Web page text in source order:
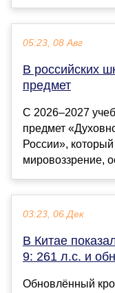
05:23, 08 Авг
В российских
предмет
С 2026–2027
предмет
России»,
мировоззрение,
03:23, 06 Дек
В Китае
9: 261 л.с. и
Обновлённый